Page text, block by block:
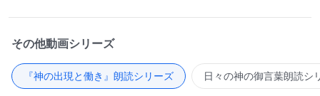
その他動画シリーズ
『神の出現と働き』朗読シリーズ 日々の神の御言葉朗読シ